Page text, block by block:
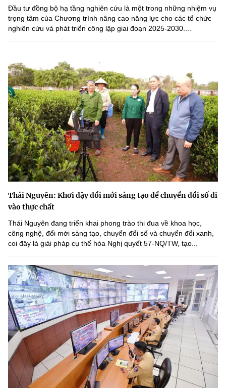
Đầu tư đồng bộ hạ tầng nghiên cứu là một trong những nhiệm vụ
trọng tâm của Chương trình nâng cao năng lực cho các tổ chức
nghiên cứu và phát triển công lập giai đoạn 2025-2030....
Thái Nguyên: Khơi dậy đổi mới sáng tạo để chuyển đổi số đi
vào thực chất
Thái Nguyên đang triển khai phong trào thi đua về khoa học,
công nghệ, đổi mới sáng tạo, chuyển đổi số và chuyển đổi xanh,
coi đây là giải pháp cụ thể hóa Nghị quyết 57-NQ/TW, tạo...